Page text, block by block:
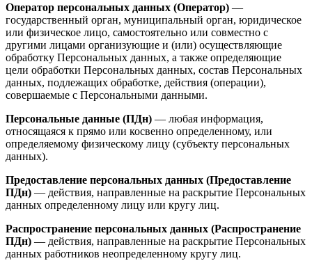
Оператор персональных данных (Оператор) —
государственный орган, муниципальный орган, юридическое
или физическое лицо, самостоятельно или совместно с
другими лицами организующие и (или) осуществляющие
обработку Персональных данных, а также определяющие
цели обработки Персональных данных, состав Персональных
данных, подлежащих обработке, действия (операции),
совершаемые с Персональными данными.
Персональные данные (ПДн) — любая информация,
относящаяся к прямо или косвенно определенному, или
определяемому физическому лицу (субъекту персональных
данных).
Предоставление персональных данных (Предоставление
ПДн) — действия, направленные на раскрытие Персональных
данных определенному лицу или кругу лиц.
Распространение персональных данных (Распространение
ПДн) — действия, направленные на раскрытие Персональных
данных работников неопределенному кругу лиц.